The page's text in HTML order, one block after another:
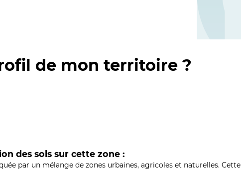
de mon territoire ?
des sols sur cette zone :
par un mélange de zones urbaines, agricoles et naturelles. Cette